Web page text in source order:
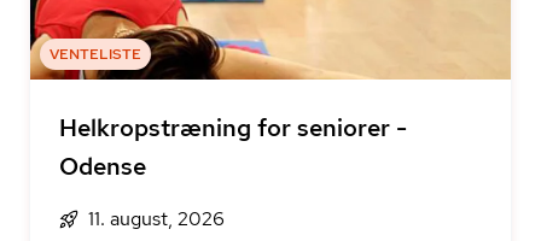
VENTELISTE
Helkropstræning for seniorer -
Odense
11. august, 2026